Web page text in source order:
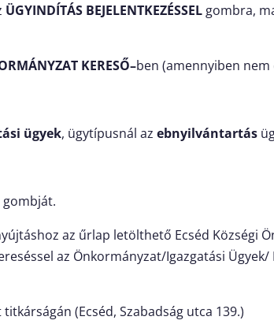
ÜGYINDÍTÁS BEJELENTKEZÉSSEL gombra,
KERESŐ–ben (amennyiben
ügyek, ügytípusnál azebnyilvántartás
gombját.
az űrlap letölthető Ecséd Községi
az Önkormányzat/Igazgatási
(Ecséd, Szabadság utca 139.)